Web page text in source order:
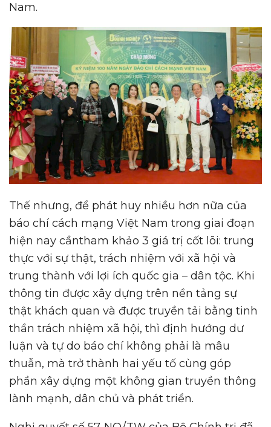
Nam.
Thế nhưng, để phát huy nhiều hơn nữa của
báo chí cách mạng Việt Nam trong giai đoạn
hiện nay cầntham khảo 3 giá trị cốt lõi: trung
thực với sự thật, trách nhiệm với xã hội và
trung thành với lợi ích quốc gia – dân tộc. Khi
thông tin được xây dựng trên nền tảng sự
thật khách quan và được truyền tải bằng tinh
thần trách nhiệm xã hội, thì định hướng dư
luận và tự do báo chí không phải là mâu
thuẫn, mà trở thành hai yếu tố cùng góp
phần xây dựng một không gian truyền thông
lành mạnh, dân chủ và phát triển.